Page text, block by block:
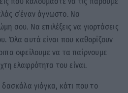
σ΄έναν άγνωστο. Να
σου. Να επιλέξεις να γιορτάσεις
Όλα αυτά είναι που καθορίζουν
οφείλουμε να τα παίρνουμε
ελαφρότητα του είναι.
δασκάλα γιόγκα, κάτι που το